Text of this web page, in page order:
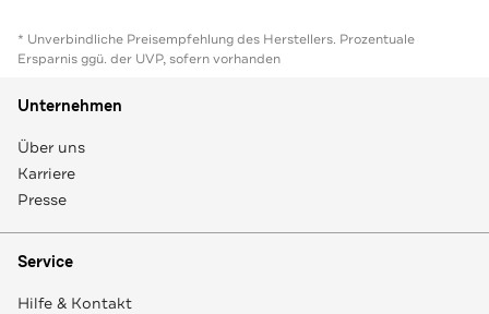
* Unverbindliche Preisempfehlung des Herstellers. Prozentuale
Ersparnis ggü. der UVP, sofern vorhanden
Unternehmen
Über uns
Karriere
Presse
Service
Hilfe & Kontakt